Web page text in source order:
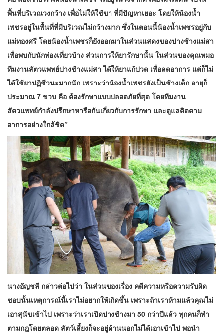
พื้นที่บริเวณวงกว้าง เพื่อไม่ให้ใช้ขา ที่มีปัญหาเยอะ โดยให้น้องน้ำ
เพชรอยู่ในพื้นที่ที่มีบริเวณไม่กว้างมาก ซึ่งในตอนนี้น้องน้ำเพชรอยู่กับ
แม่ทองศรี โดยน้องน้ำเพชรก็ยังออกมาในส่วนแสดงของปางช้างแม่สา
เพื่อพบกับนักท่องเที่ยวบ้าง ส่วนการให้ยารักษานั้น ในส่วนของคุณหมอ
ทีมงานสัตวแพทย์ปางช้างแม่สา ได้ให้ยาแก้ปวด เพื่อลดอาการ แต่ก็ไม่
ได้ใช้ยาปฏิชีวนะมากนัก เพราะว่าน้องน้ำเพชรยังเป็นช้างเด็ก อายุก็
ประมาณ 7 ขวบ คือ ต้องรักษาแบบปลอดภัยที่สุด โดยทีมงาน
สัตวแพทย์กำลังปรึกษาหารือกันเกี่ยวกับการรักษา และดูแลติดตาม
อาการอย่างใกล้ชิด”
นาง​อัญชลี​ กล่าวต่อไปว่า ในส่วนของเรื่อง คดีความหรือความรับผิด
ชอบนั้นเหตุการณ์​นี้เราไม่อยากให้เกิดขึ้น เพราะถ้าเราห้ามแล้วคุณไม่
เอาสุนัขเข้าไป เพราะว่าเราเปิดปางช้างมา 50 กว่าปีแล้ว ทุกคนก็ทำ
ตามกฎโดยตลอด สัตว์เลี้ยงก็จะอยู่ด้านนอกไม่ได้เอาเข้าไป พอนำ